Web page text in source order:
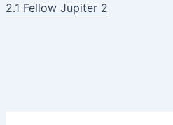
2.1 Fellow Jupiter 2